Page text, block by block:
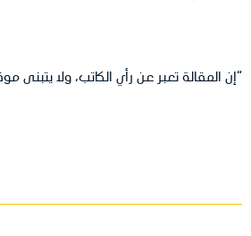
“إن المقالة تعبر عن رأي الكاتب، ولا يتبنى